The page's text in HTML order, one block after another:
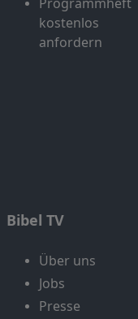
kostenlos
anfordern
Bibel TV
Über uns
Jobs
Presse